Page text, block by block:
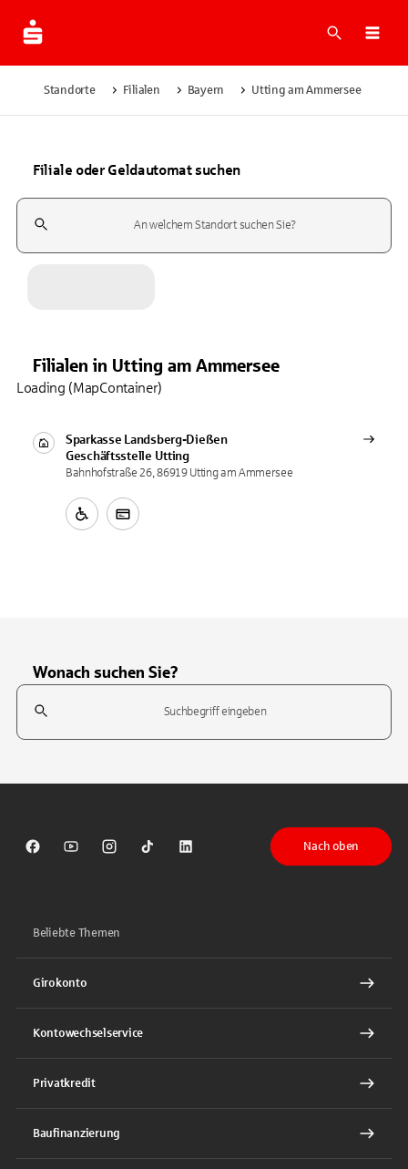
Suche
Standorte Filialen Bayern Utting am Ammersee
Filiale oder Geldautomat suchen
Suchfeld
Filialen in Utting am Ammersee
Sparkasse Landsberg-Dießen
Geschäftsstelle Utting
Bahnhofstraße 26, 86919 Utting am Ammersee
Loading (MapContainer)
Wonach suchen Sie?
Suchfeld
Sparkasse auf Facebook
Sparkasse auf Youtube
Sparkasse auf Instagram
Sparkasse auf TikTok
Sparkasse auf LinkedIn
Nach oben
Beliebte Themen
Girokonto
Kontowechselservice
Privatkredit
Baufinanzierung